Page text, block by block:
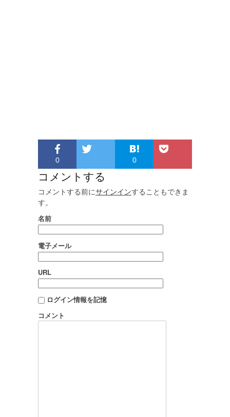
0 0
コメントする
コメントする前にサインインすることもできま
す。
名前
電子メール
URL
ログイン情報を記憶
コメント